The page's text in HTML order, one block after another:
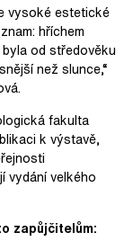
vysoké estetické
hříchem
od středověku
než slunce,“
fakulta
k výstavě,
vydání velkého
zapůjčitelům: